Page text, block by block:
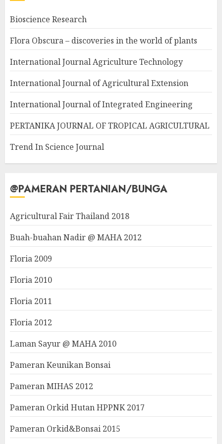
Bioscience Research
Flora Obscura – discoveries in the world of plants
International Journal Agriculture Technology
International Journal of Agricultural Extension
International Journal of Integrated Engineering
PERTANIKA JOURNAL OF TROPICAL AGRICULTURAL
Trend In Science Journal
@PAMERAN PERTANIAN/BUNGA
Agricultural Fair Thailand 2018
Buah-buahan Nadir @ MAHA 2012
Floria 2009
Floria 2010
Floria 2011
Floria 2012
Laman Sayur @ MAHA 2010
Pameran Keunikan Bonsai
Pameran MIHAS 2012
Pameran Orkid Hutan HPPNK 2017
Pameran Orkid&Bonsai 2015